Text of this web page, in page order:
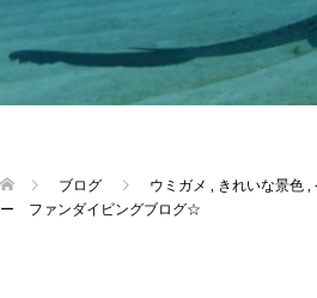
ブログ ウミガメ きれいな景色
ー ファンダイビングブログ☆